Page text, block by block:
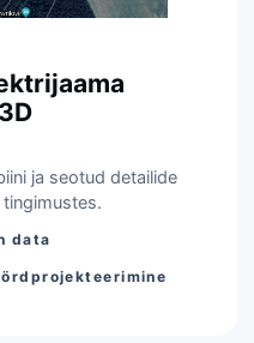
ja seotud detailide
data